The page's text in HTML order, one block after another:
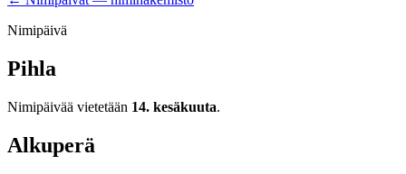
Nimipäivä
Pihla
Nimipäivää vietetään 14. kesäkuuta.
Alkuperä